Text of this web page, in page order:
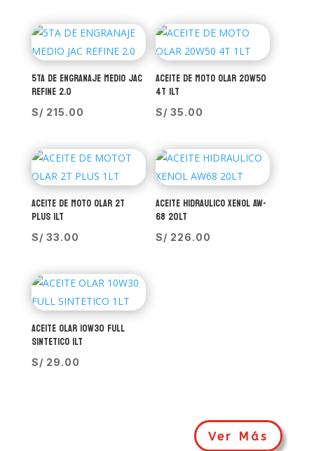
5TA DE ENGRANAJE MEDIO JAC
REFINE 2.0
S/ 215.00
ACEITE DE MOTO OLAR 20W50
4T 1LT
S/ 35.00
ACEITE DE MOTO OLAR 2T
PLUS 1LT
S/ 33.00
ACEITE HIDRAULICO XENOL AW-
68 20LT
S/ 226.00
ACEITE OLAR 10W30 FULL
SINTETICO 1LT
S/ 29.00
Ver Más